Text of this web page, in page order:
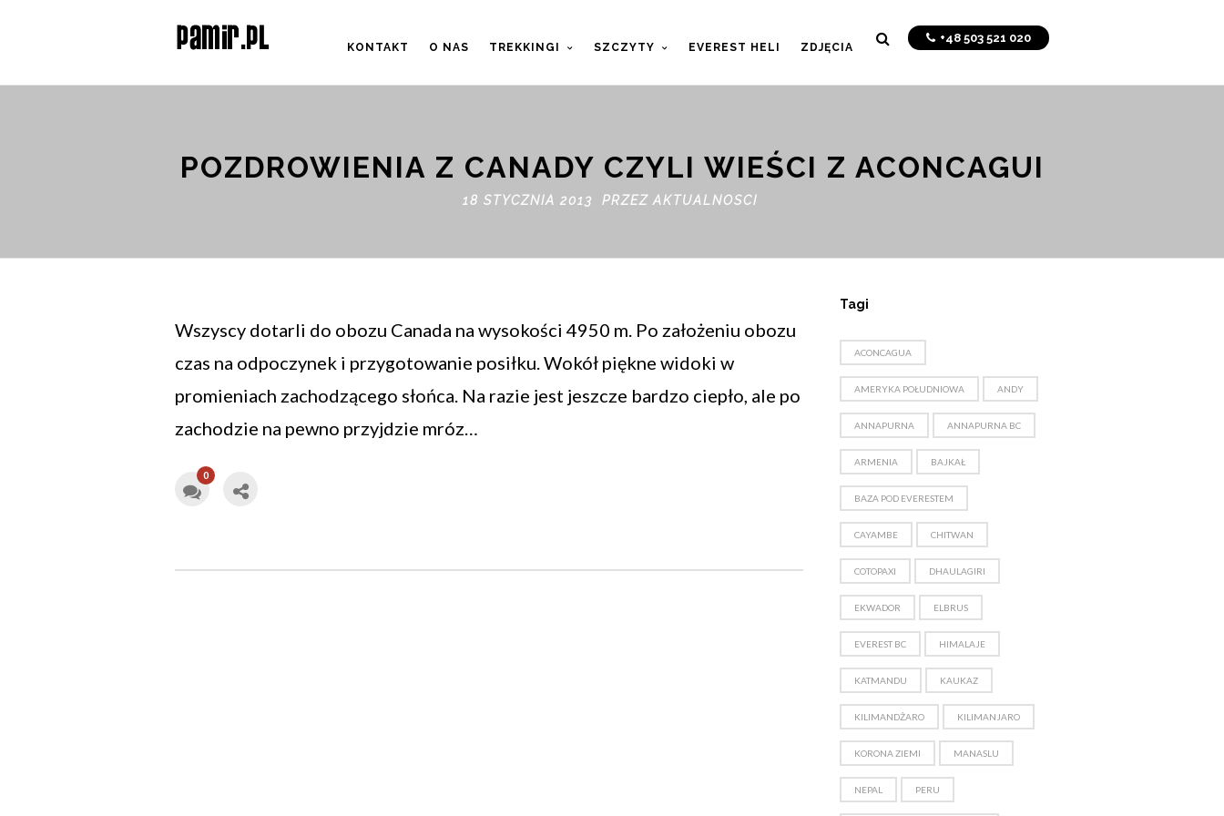
+48 503 521 020
KONTAKT O NAS TREKKINGI SZCZYTY EVEREST HELI ZDJĘCIA
POZDROWIENIA Z CANADY CZYLI WIEŚCI Z ACONCAGUI
18 STYCZNIA 2013 PRZEZAKTUALNOSCI
Wszyscy dotarli do obozu Canada na wysokości 4950 m. Po założeniu obozu
czas na odpoczynek i przygotowanie posiłku. Wokół piękne widoki w
promieniach zachodzącego słońca. Na razie jest jeszcze bardzo ciepło, ale po
zachodzie na pewno przyjdzie mróz…
0
Tagi
ACONCAGUA
AMERYKA POŁUDNIOWA ANDY
ANNAPURNA ANNAPURNA BC
ARMENIA BAJKAŁ
BAZA POD EVERESTEM
CAYAMBE CHITWAN
COTOPAXI DHAULAGIRI
EKWADOR ELBRUS
EVEREST BC HIMALAJE
KATMANDU KAUKAZ
KILIMANDŻARO KILIMANJARO
KORONA ZIEMI MANASLU
NEPAL PERU